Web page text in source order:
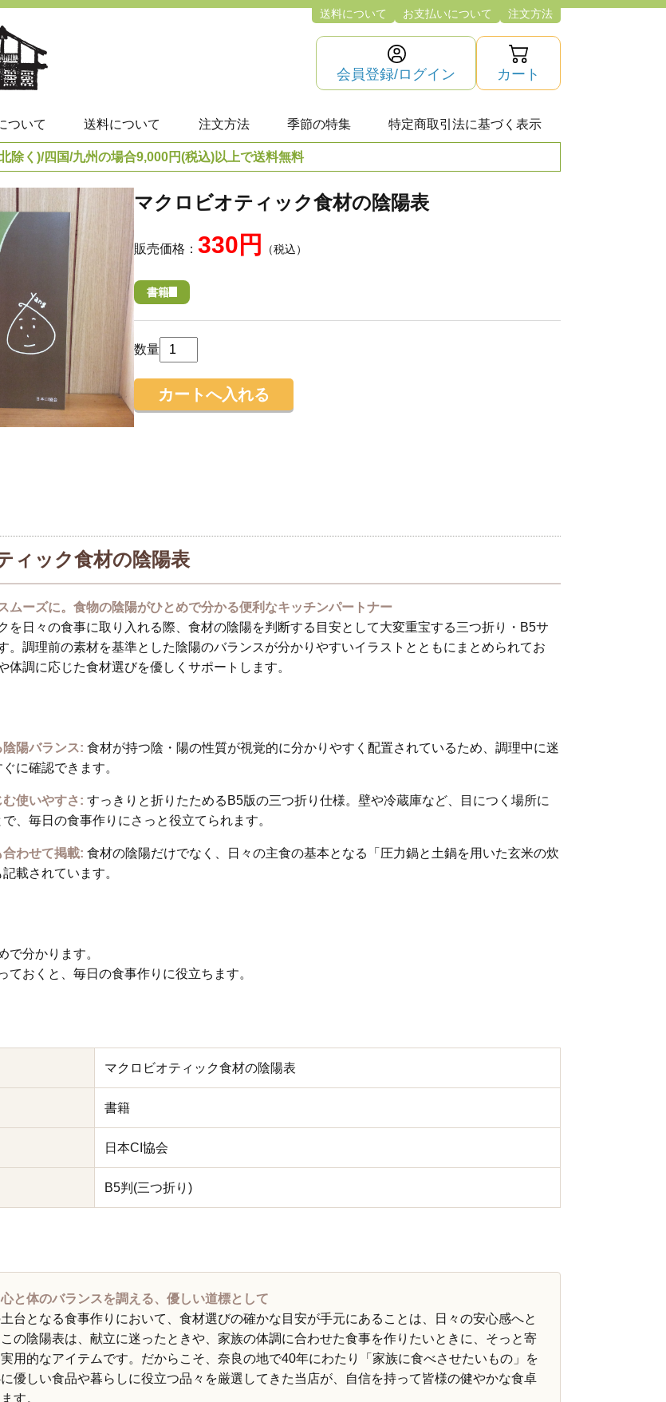
会員登録/ログイン カート
送料について お支払いについて 注文方法
ついて 送料について 注文方法 季節の特集 特定商取引法に基づく表示
除く)/四国/九州の場合9,000円(税込)以上で送料無料
マクロビオティック食材の陰陽表
販売価格： 330円 （税込）
書籍
数量
ィック食材の陰陽表
ムーズに。食物の陰陽がひとめで分かる便利なキッチンパートナー
を日々の食事に取り入れる際、食材の陰陽を判断する目安として大変重宝する三つ折り・B5サ
。調理前の素材を基準とした陰陽のバランスが分かりやすいイラストとともにまとめられてお
体調に応じた食材選びを優しくサポートします。
陽バランス: 食材が持つ陰・陽の性質が視覚的に分かりやすく配置されているため、調理中に迷
に確認できます。
使いやすさ: すっきりと折りたためるB5版の三つ折り仕様。壁や冷蔵庫など、目につく場所に
、毎日の食事作りにさっと役立てられます。
わせて掲載: 食材の陰陽だけでなく、日々の主食の基本となる「圧力鍋と土鍋を用いた玄米の炊
載されています。
で分かります。
ておくと、毎日の食事作りに役立ちます。
マクロビオティック食材の陰陽表
書籍
日本CI協会
B5判(三つ折り)
と体のバランスを調える、優しい道標として
台となる食事作りにおいて、食材選びの確かな目安が手元にあることは、日々の安心感へと
の陰陽表は、献立に迷ったときや、家族の体調に合わせた食事を作りたいときに、そっと寄
用的なアイテムです。だからこそ、奈良の地で40年にわたり「家族に食べさせたいもの」を
優しい食品や暮らしに役立つ品々を厳選してきた当店が、自信を持って皆様の健やかな食卓
す。